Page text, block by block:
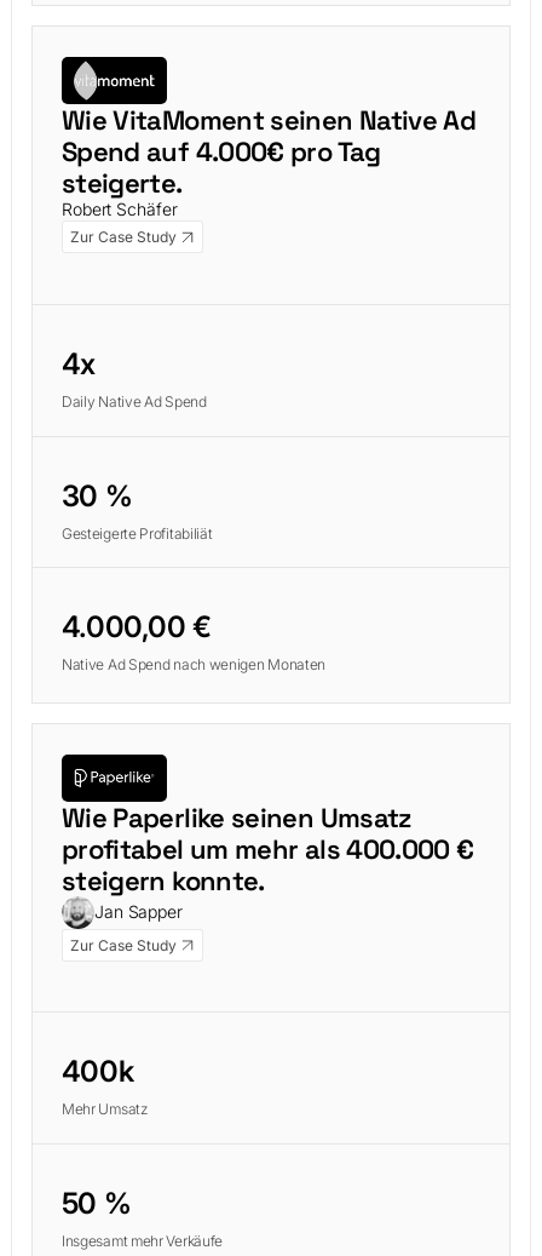
Wie VitaMoment seinen Native Ad
Spend auf 4.000€ pro Tag
steigerte.
Robert Schäfer
Zur Case Study
4x
Daily Native Ad Spend
30 %
Gesteigerte Profitabiliät
4.000,00 €
Native Ad Spend nach wenigen Monaten
Wie Paperlike seinen Umsatz
profitabel um mehr als 400.000 €
steigern konnte.
Jan Sapper
Zur Case Study
400k
Mehr Umsatz
50 %
Insgesamt mehr Verkäufe